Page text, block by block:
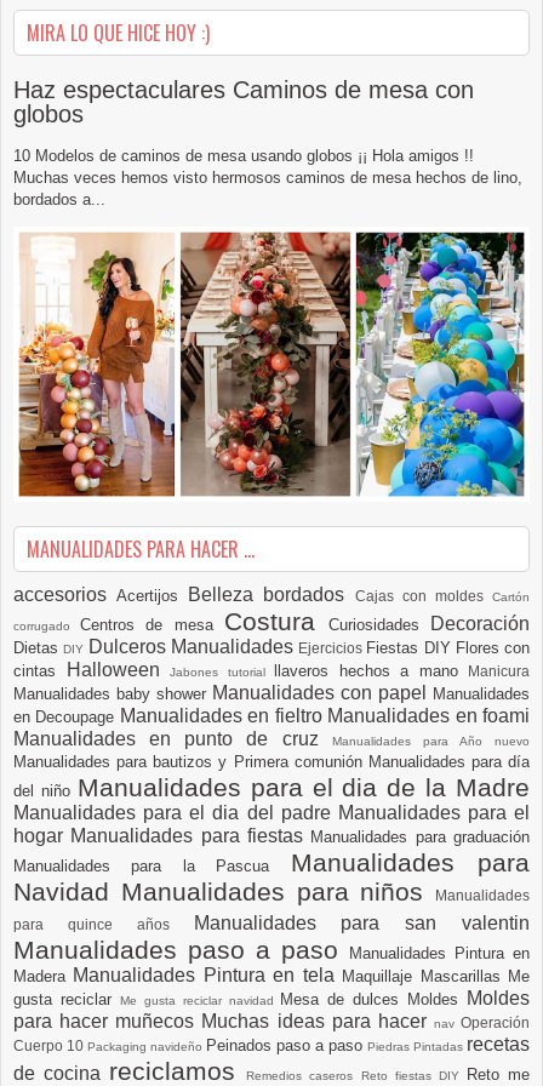
MIRA LO QUE HICE HOY :)
Haz espectaculares Caminos de mesa con
globos
10 Modelos de caminos de mesa usando globos ¡¡ Hola amigos !!
Muchas veces hemos visto hermosos caminos de mesa hechos de lino,
bordados a...
MANUALIDADES PARA HACER ...
accesoriosAcertijos Belleza bordados Cajas con moldesCartón
corrugadoCentros de mesa Costura Curiosidades Decoración
DietasDIY Dulceros Manualidades Ejercicios Fiestas DIY Flores con
cintas
Halloween Jabones tutorial llaveros hechos a mano Manicura
Manualidades baby shower Manualidades con papel
Manualidades
en Decoupage Manualidades en fieltro Manualidades en foami
Manualidades en punto de cruz
Manualidades para Año nuevo
Manualidades para bautizos y Primera comunión Manualidades para día
del niño Manualidades para el dia de la Madre
Manualidades para el dia del padre Manualidades para el
hogar Manualidades para fiestas Manualidades para graduación
Manualidades para la Pascua Manualidades para
Navidad Manualidades para niños
Manualidades
para quince años
Manualidades para san valentin
Manualidades paso a paso
Manualidades Pintura en
Madera Manualidades Pintura en tela Maquillaje Mascarillas Me
gusta reciclar
Me gusta reciclar navidad Mesa de dulces Moldes
Moldes
para hacer muñecos Muchas ideas para hacer nav Operación
Cuerpo 10 Packaging navideño Peinados paso a paso Piedras Pintadas recetas
de cocina reciclamosRemedios caseros Reto fiestas DIY Reto me